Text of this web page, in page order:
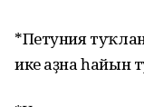
*Петуния
ике аҙна һайын